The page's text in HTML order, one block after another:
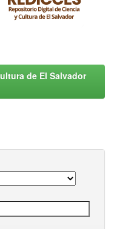
de El Salvador